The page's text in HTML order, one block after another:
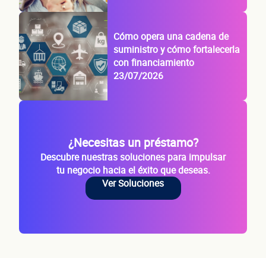
Cómo opera una cadena de
suministro y cómo fortalecerla
con financiamiento
23/07/2026
¿Necesitas un préstamo?
Descubre nuestras soluciones para impulsar
tu negocio hacia el éxito que deseas.
Ver Soluciones